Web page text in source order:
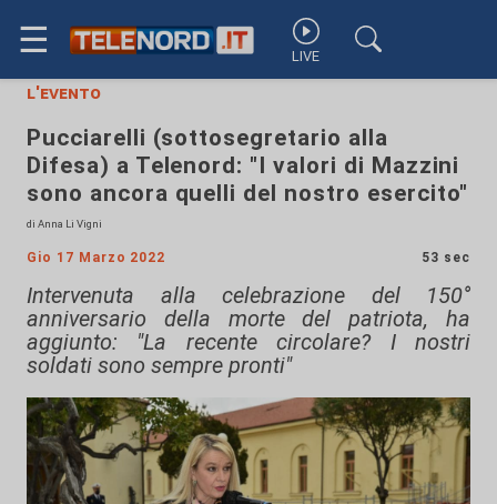
☰ LIVE
l'evento
Pucciarelli (sottosegretario alla
Difesa) a Telenord: "I valori di Mazzini
sono ancora quelli del nostro esercito"
di Anna Li Vigni
Gio 17 Marzo 2022 53 sec
Intervenuta alla celebrazione del 150°
anniversario della morte del patriota, ha
aggiunto: "La recente circolare? I nostri
soldati sono sempre pronti"